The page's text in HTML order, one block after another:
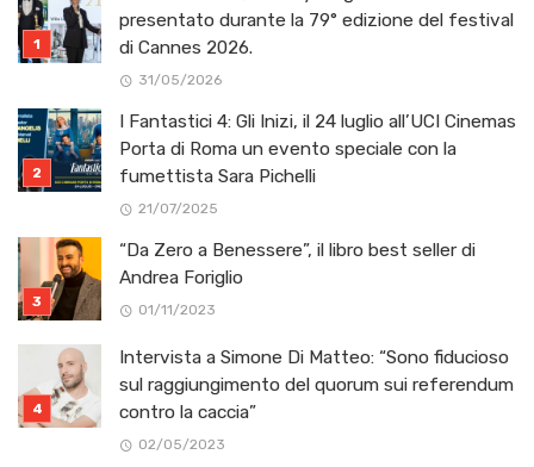
presentato durante la 79° edizione del festival
di Cannes 2026.
31/05/2026
I Fantastici 4: Gli Inizi, il 24 luglio all’UCI Cinemas
Porta di Roma un evento speciale con la
fumettista Sara Pichelli
21/07/2025
“Da Zero a Benessere”, il libro best seller di
Andrea Foriglio
01/11/2023
Intervista a Simone Di Matteo: “Sono fiducioso
sul raggiungimento del quorum sui referendum
contro la caccia”
02/05/2023